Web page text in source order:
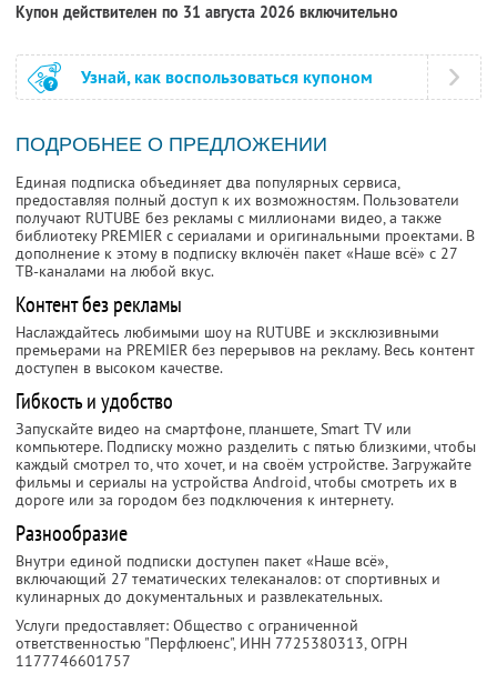
Купон действителен по 31 августа 2026 включительно
Узнай, как воспользоваться купоном
ПОДРОБНЕЕ О ПРЕДЛОЖЕНИИ
Единая подписка объединяет два популярных сервиса,
предоставляя полный доступ к их возможностям. Пользователи
получают RUTUBE без рекламы с миллионами видео, а также
библиотеку PREMIER с сериалами и оригинальными проектами. В
дополнение к этому в подписку включён пакет «Наше всё» с 27
ТВ-каналами на любой вкус.
Контент без рекламы
Наслаждайтесь любимыми шоу на RUTUBE и эксклюзивными
премьерами на PREMIER без перерывов на рекламу. Весь контент
доступен в высоком качестве.
Гибкость и удобство
Запускайте видео на смартфоне, планшете, Smart TV или
компьютере. Подписку можно разделить с пятью близкими, чтобы
каждый смотрел то, что хочет, и на своём устройстве. Загружайте
фильмы и сериалы на устройства Android, чтобы смотреть их в
дороге или за городом без подключения к интернету.
Разнообразие
Внутри единой подписки доступен пакет «Наше всё»,
включающий 27 тематических телеканалов: от спортивных и
кулинарных до документальных и развлекательных.
Услуги предоставляет: Общество с ограниченной
ответственностью "Перфлюенс", ИНН 7725380313, ОГРН
1177746601757